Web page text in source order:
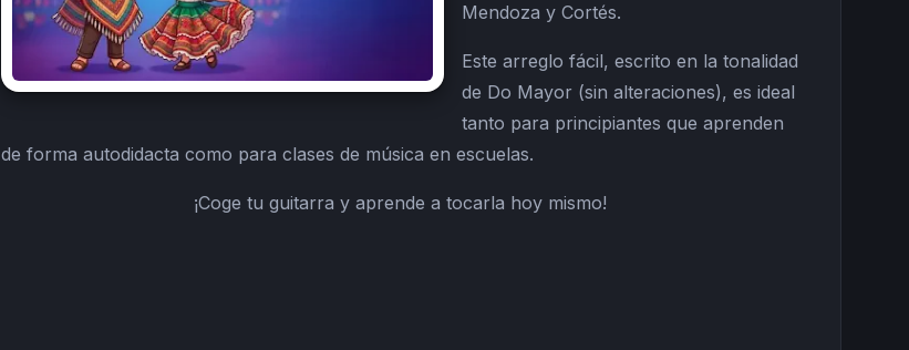
Mendoza y Cortés.
Este arreglo fácil, escrito en la tonalidad
de Do Mayor (sin alteraciones), es ideal
tanto para principiantes que aprenden
de forma autodidacta como para clases de música en escuelas.
¡Coge tu guitarra y aprende a tocarla hoy mismo!